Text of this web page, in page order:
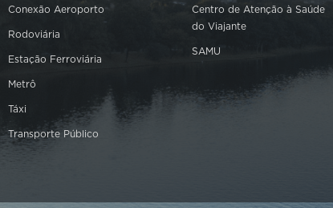
Conexão Aeroporto
Rodoviária
Estação Ferroviária
Metrô
Táxi
Transporte Público
Centro de Atenção à Saúde
do Viajante
SAMU